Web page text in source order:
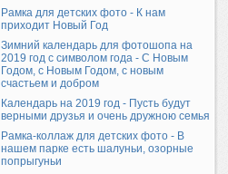
Рамка для детских фото - К нам
приходит Новый Год
Зимний календарь для фотошопа на
2019 год с символом года - С Новым
Годом, с Новым Годом, с новым
счастьем и добром
Календарь на 2019 год - Пусть будут
верными друзья и очень дружною семья
Рамка-коллаж для детских фото - В
нашем парке есть шалуньи, озорные
попрыгуньи